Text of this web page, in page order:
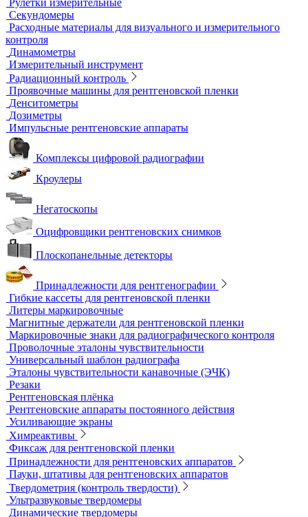
Принадлежности для визуального и измерительного
контроля
Рулетки измерительные
Секундомеры
Расходные материалы для визуального и измерительного
контроля
Динамометры
Измерительный инструмент
Радиационный контроль
Проявочные машины для рентгеновской пленки
Денситометры
Дозиметры
Импульсные рентгеновские аппараты
Кроулеры
Плоскопанельные детекторы
Принадлежности для рентгенографии
Гибкие кассеты для рентгеновской пленки
Литеры маркировочные
Магнитные держатели для рентгеновской пленки
Маркировочные знаки для радиографического контроля
Проволочные эталоны чувствительности
Универсальный шаблон радиографа
Эталоны чувствительности канавочные (ЭЧК)
Резаки
Рентгеновская плёнка
Рентгеновские аппараты постоянного действия
Усиливающие экраны
Химреактивы
Фиксаж для рентгеновской пленки
Принадлежности для рентгеновских аппаратов
Пауки, штативы для рентгеновских аппаратов